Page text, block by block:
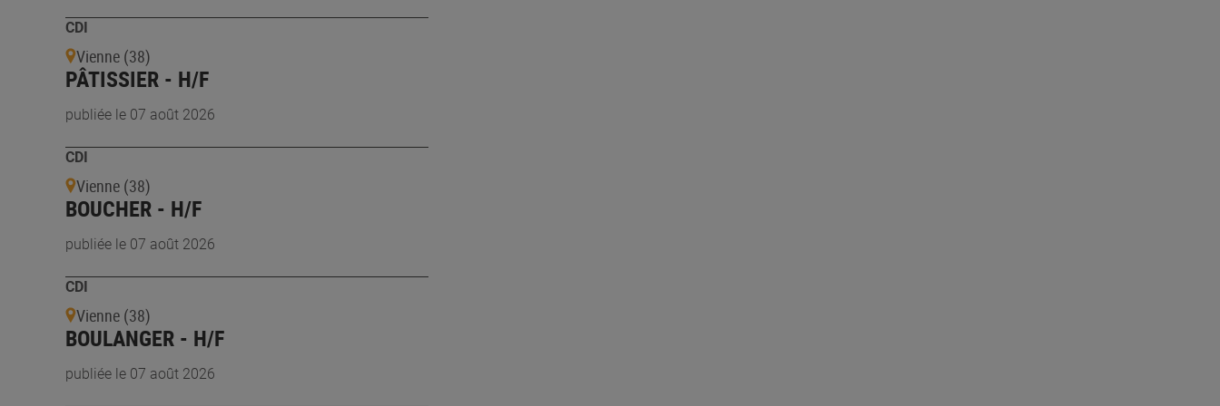
CDI
Vienne (38)
PÂTISSIER - H/F
publiée le 07 août 2026
CDI
Vienne (38)
BOUCHER - H/F
publiée le 07 août 2026
CDI
Vienne (38)
BOULANGER - H/F
publiée le 07 août 2026